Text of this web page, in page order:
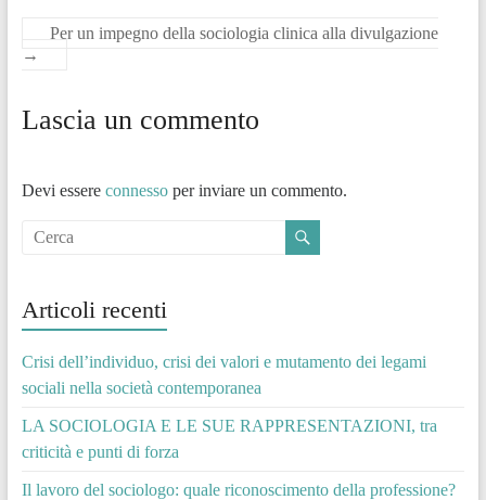
Per un impegno della sociologia clinica alla divulgazione
→
Lascia un commento
Devi essere connessoper inviare un commento.
Articoli recenti
Crisi dell’individuo, crisi dei valori e mutamento dei legami
sociali nella società contemporanea
LA SOCIOLOGIA E LE SUE RAPPRESENTAZIONI, tra
criticità e punti di forza
Il lavoro del sociologo: quale riconoscimento della professione?